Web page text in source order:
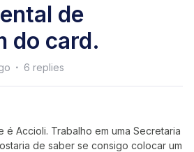
de
do card.
6 replies
é Accioli. Trabalho em uma Secretaria
de saber se consigo colocar um